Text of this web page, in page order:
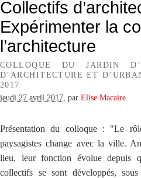
Collectifs
Expérimenter la
l’architecture
COLLOQUE DU JARDIN
D’ARCHITECTURE ET
2017
jeudi 27 avril 2017 par Elise Macaire
Présentation du colloque : "Le
paysagistes change avec la ville.
lieu, leur fonction évolue depuis
collectifs se sont développés,